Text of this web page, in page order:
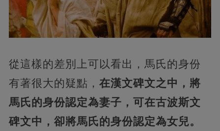
從這樣的差別上可以看出，馬氏的身份
有著很大的疑點， 在漢文碑文之中，將
馬氏的身份認定為妻子，可在古波斯文
碑文中，卻將馬氏的身份認定為女兒。